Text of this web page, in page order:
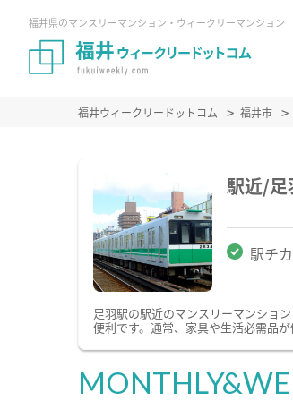
福井県のマンスリーマンション・ウィークリーマンション
福井ウィークリードットコム 福井市
駅近/足
駅チ
足羽駅の駅近のマンスリーマンショ
便利です。通常、家具や生活必需品